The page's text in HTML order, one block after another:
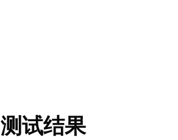
测试结果